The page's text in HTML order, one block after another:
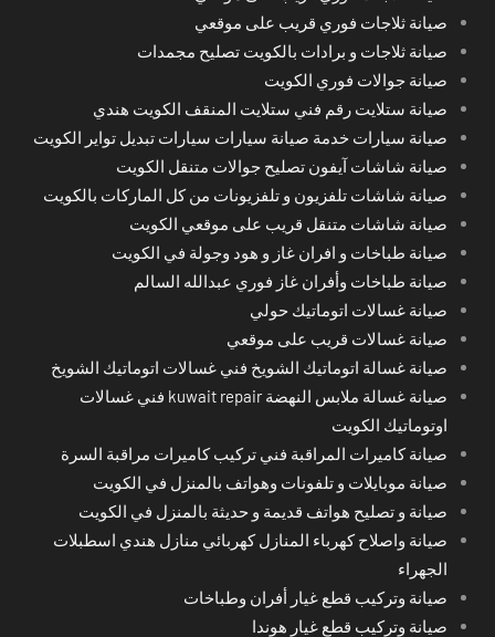
صيانة ثلاجات فوري قريب على موقعي
صيانة ثلاجات و برادات بالكويت تصليح مجمدات
صيانة جوالات فوري الكويت
صيانة ستلايت رقم فني ستلايت المنقف الكويت هندي
صيانة سيارات خدمة صيانة سيارات سيارات تبديل تواير الكويت
صيانة شاشات آيفون تصليح جوالات متنقل الكويت
صيانة شاشات تلفزيون و تلفزيونات من كل الماركات بالكويت
صيانة شاشات متنقل قريب على موقعي الكويت
صيانة طباخات و افران غاز و هود وجولة في الكويت
صيانة طباخات وأفران غاز فوري عبدالله السالم
صيانة غسالات اتوماتيك حولي
صيانة غسالات قريب على موقعي
صيانة غسالة اتوماتيك الشويخ فني غسالات اتوماتيك الشويخ
صيانة غسالة ملابس النهضة kuwait repair فني غسالات
اوتوماتيك الكويت
صيانة كاميرات المراقبة فني تركيب كاميرات مراقبة السرة
صيانة موبايلات و تلفونات وهواتف بالمنزل في الكويت
صيانة و تصليح هواتف قديمة و حديثة بالمنزل في الكويت
صيانة واصلاح كهرباء المنازل كهربائي منازل هندي اسطبلات
الجهراء
صيانة وتركيب قطع غيار أفران وطباخات
صيانة وتركيب قطع غيار هوندا